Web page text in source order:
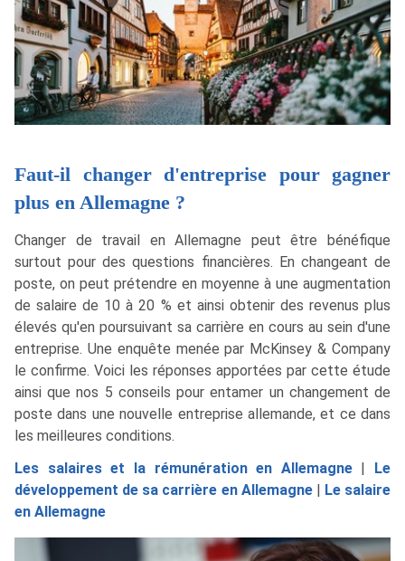
Faut-il changer d'entreprise pour gagner
plus en Allemagne ?
Changer de travail en Allemagne peut être bénéfique
surtout pour des questions financières. En changeant de
poste, on peut prétendre en moyenne à une augmentation
de salaire de 10 à 20 % et ainsi obtenir des revenus plus
élevés qu'en poursuivant sa carrière en cours au sein d'une
entreprise. Une enquête menée par McKinsey & Company
le confirme. Voici les réponses apportées par cette étude
ainsi que nos 5 conseils pour entamer un changement de
poste dans une nouvelle entreprise allemande, et ce dans
les meilleures conditions.
Les salaires et la rémunération en Allemagne|
Le
développement de sa carrière en Allemagne|
Le salaire
en Allemagne